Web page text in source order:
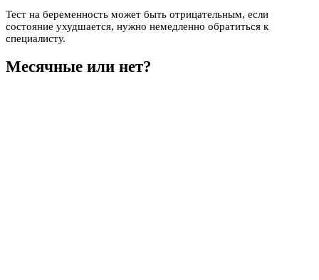
Тест на беременность может быть отрицательным, если
состояние ухудшается, нужно немедленно обратиться к
специалисту.
Месячные или нет?